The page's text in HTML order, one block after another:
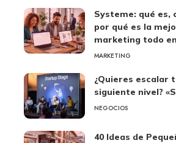
Systeme: qué es,
por qué es la
marketing todo
MARKETING
¿Quieres escalar
siguiente nivel?
NEGOCIOS
40 Ideas de